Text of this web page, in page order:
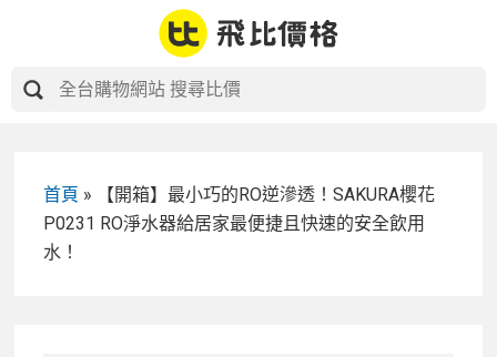
首頁 »
【開箱】最小巧的RO逆滲透！SAKURA櫻花
P0231 RO淨水器給居家最便捷且快速的安全飲用
水！